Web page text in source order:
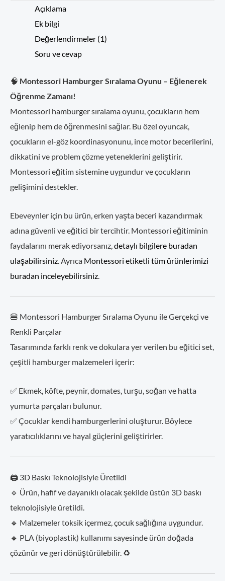
Açıklama
Ek bilgi
Değerlendirmeler (1)
Soru ve cevap
🧠 Montessori Hamburger Sıralama Oyunu – Eğlenerek
Öğrenme Zamanı!
Montessori hamburger sıralama oyunu, çocukların hem
eğlenip hem de öğrenmesini sağlar. Bu özel oyuncak,
çocukların el-göz koordinasyonunu, ince motor becerilerini,
dikkatini ve problem çözme yeteneklerini geliştirir.
Montessori eğitim sistemine uygundur ve çocukların
gelişimini destekler.
Ebeveynler için bu ürün, erken yaşta beceri kazandırmak
adına güvenli ve eğitici bir tercihtir. Montessori eğitiminin
faydalarını merak ediyorsanız, detaylı bilgilere buradan
ulaşabilirsiniz . Ayrıca Montessori etiketli tüm ürünlerimizi
buradan inceleyebilirsiniz
🍔 Montessori Hamburger Sıralama Oyunu ile Gerçekçi ve
Renkli Parçalar
Tasarımında farklı renk ve dokulara yer verilen bu eğitici set,
çeşitli hamburger malzemeleri içerir:
✅ Ekmek, köfte, peynir, domates, turşu, soğan ve hatta
yumurta parçaları bulunur.
✅ Çocuklar kendi hamburgerlerini oluşturur. Böylece
yaratıcılıklarını ve hayal güçlerini geliştirirler.
🖨️ 3D Baskı Teknolojisiyle Üretildi
🔹 Ürün, hafif ve dayanıklı olacak şekilde üstün 3D baskı
teknolojisiyle üretildi.
🔹 Malzemeler toksik içermez, çocuk sağlığına uygundur.
🔹 PLA (biyoplastik) kullanımı sayesinde ürün doğada
çözünür ve geri dönüştürülebilir. ♻️